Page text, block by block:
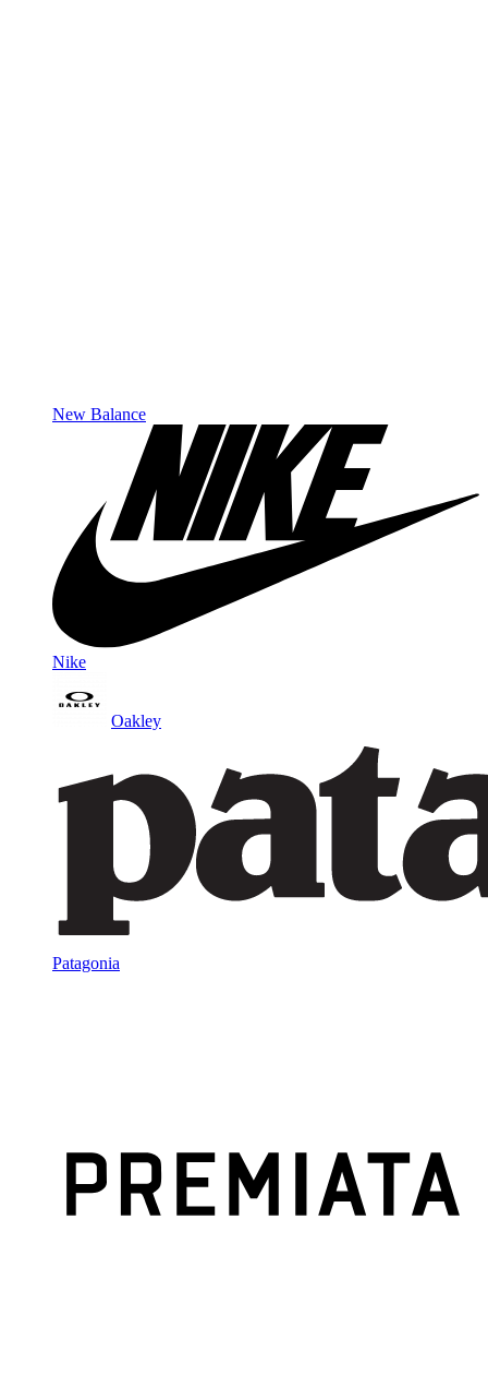
New Balance
Nike
Oakley
Patagonia